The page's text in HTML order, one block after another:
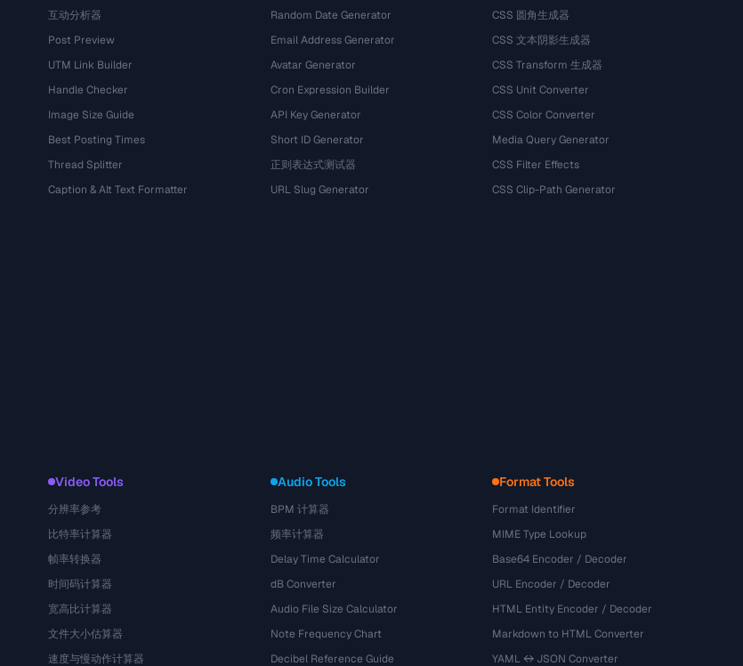
互动分析器
Post Preview
UTM Link Builder
Handle Checker
Image Size Guide
Best Posting Times
Thread Splitter
Caption & Alt Text Formatter
Random Date Generator
Email Address Generator
Avatar Generator
Cron Expression Builder
API Key Generator
Short ID Generator
正则表达式测试器
URL Slug Generator
CSS 圆角生成器
CSS 文本阴影生成器
CSS Transform 生成器
CSS Unit Converter
CSS Color Converter
Media Query Generator
CSS Filter Effects
CSS Clip-Path Generator
Video Tools
分辨率参考
比特率计算器
帧率转换器
时间码计算器
宽高比计算器
文件大小估算器
速度与慢动作计算器
Audio Tools
BPM 计算器
频率计算器
Delay Time Calculator
dB Converter
Audio File Size Calculator
Note Frequency Chart
Decibel Reference Guide
Format Tools
Format Identifier
MIME Type Lookup
Base64 Encoder / Decoder
URL Encoder / Decoder
HTML Entity Encoder / Decoder
Markdown to HTML Converter
YAML ↔ JSON Converter